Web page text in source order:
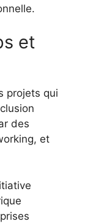
et
projets qui
des
et